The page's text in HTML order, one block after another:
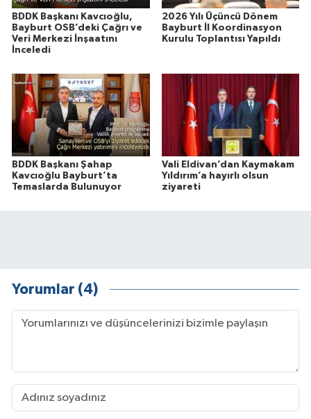
BDDK Başkanı Kavcıoğlu,
Bayburt OSB’deki Çağrı ve
Veri Merkezi İnşaatını
İnceledi
2026 Yılı Üçüncü Dönem
Bayburt İl Koordinasyon
Kurulu Toplantısı Yapıldı
BDDK Başkanı Şahap
Kavcıoğlu Bayburt’ta
Temaslarda Bulunuyor
Vali Eldivan’dan Kaymakam
Yıldırım’a hayırlı olsun
ziyareti
Yorumlar (4)